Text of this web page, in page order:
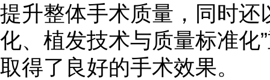
提升整体手术质量，同时还
化、植发技术与质量标准化
取得了良好的手术效果。